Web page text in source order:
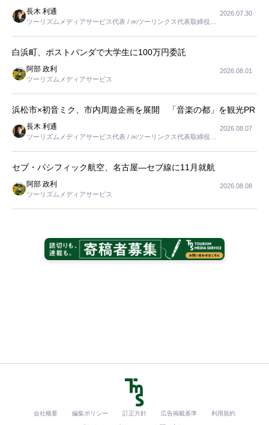
長木 利通
ツーリズムメディアサービス代表 / ㈱ツーリンクス代表取締役社
2026.07.30
白浜町、ポストパンダで大学生に100万円委託
阿部 政利
ツーリズムメディアサービス
2026.08.01
浜松市×初音ミク、市内周遊企画を展開 「音楽の都」を観光PR
長木 利通
ツーリズムメディアサービス代表 / ㈱ツーリンクス代表取締役社
2026.08.07
セブ・パシフィック航空、名古屋―セブ線に11月就航
阿部 政利
ツーリズムメディアサービス
2026.08.08
会社概要 編集ポリシー 訂正方針 広告掲載基準 利用規約